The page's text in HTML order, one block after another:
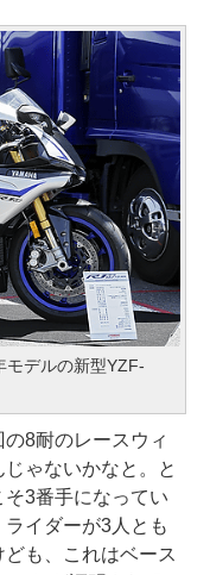
モデルの新型YZF-
8耐のレースウィ
ゃないかなと。と
3番手になってい
イダーが3人とも
も、これはベース